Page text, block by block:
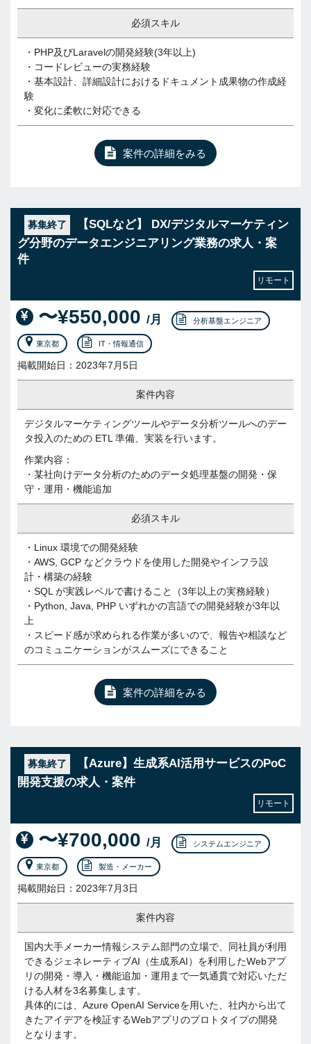
必須スキル
・PHP及びLaravelの開発経験(3年以上)
・コードレビューの実務経験
・基本設計、詳細設計におけるドキュメント成果物の作成経
験
・変化に柔軟に対応できる
案件の詳細をみる
募集終了
【SQLなど】 DX/デジタルマーケティン
グ分野のデータエンジニアリング業務の求人・案
件
リモート
〜¥550,000 /月 分析基盤エンジニア
東京都 IT・情報通信
掲載開始日：2023年7月5日
案件内容
デジタルマーケティングツールやデータ分析ツールへのデー
タ投入のための ETL 準備、実装を行います。
作業内容：
・某社向けデータ分析のためのデータ処理基盤の開発・保
守・運用・機能追加
必須スキル
・Linux 環境での開発経験
・AWS, GCP などクラウドを使用した開発やインフラ設
計・構築の経験
・SQL が実践レベルで書けること（3年以上の実務経験）
・Python, Java, PHP いずれかの言語での開発経験が3年以
上
・スピード感が求められる作業が多いので、報告や相談など
のコミュニケーションがスムーズにできること
案件の詳細をみる
募集終了
【Azure】生成系AI活用サービスのPoC
開発支援の求人・案件
リモート
〜¥700,000 /月 システムエンジニア
東京都 製造・メーカー
掲載開始日：2023年7月3日
案件内容
国内大手メーカー情報システム部門の立場で、同社員が利用
できるジェネレーティブAI（生成系AI）を利用したWebアプ
リの開発・導入・機能追加・運用まで一気通貫で対応いただ
ける人材を3名募集します。
具体的には、Azure OpenAI Serviceを用いた、社内から出て
きたアイデアを検証するWebアプリのプロトタイプの開発
となります。